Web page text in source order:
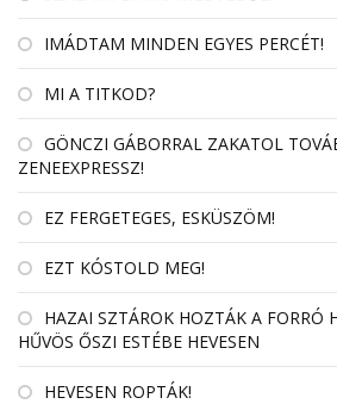
IMÁDTAM MINDEN EGYES PERCÉT!
MI A TITKOD?
GÖNCZI GÁBORRAL ZAKATOL
ZENEEXPRESSZ!
EZ FERGETEGES, ESKÜSZÖM!
EZT KÓSTOLD MEG!
HAZAI SZTÁROK HOZTÁK A FORRÓ
HŰVÖS ŐSZI ESTÉBE HEVESEN
HEVESEN ROPTÁK!